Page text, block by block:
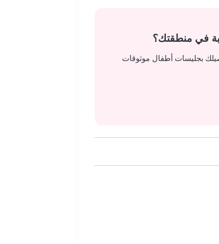
في منطقتك؟
بجليسات أطفال موثوقات